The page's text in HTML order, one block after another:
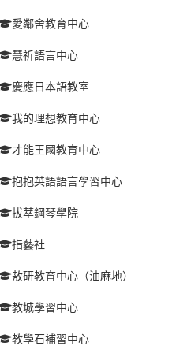
愛鄰舍教育中心
慧祈語言中心
慶應日本語教室
我的理想教育中心
才能王國教育中心
抱抱英語語言學習中心
拔萃鋼琴學院
指藝社
敖研教育中心（油麻地）
教城學習中心
教學石補習中心